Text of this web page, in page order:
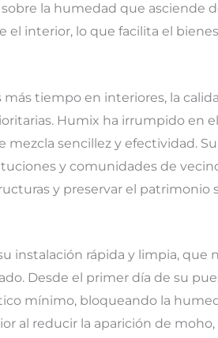
la humedad que asciende
el interior, lo que facilita el
tiempo en interiores, la
Humix ha irrumpido en
sencillez y efectividad.
y comunidades de
y preservar el patrimonio
instalación rápida y limpia, que
Desde el primer día de su
mínimo, bloqueando la
al reducir la aparición de moho,